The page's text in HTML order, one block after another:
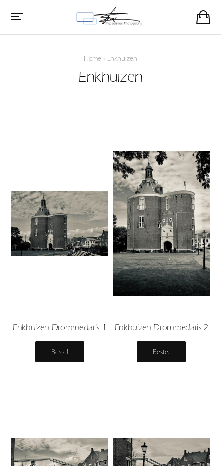
Home » Enkhuizen
Enkhuizen
Enkhuizen Drommedaris 1
Bestel
Enkhuizen Drommedaris 2
Bestel